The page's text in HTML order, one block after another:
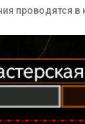
проводятся в